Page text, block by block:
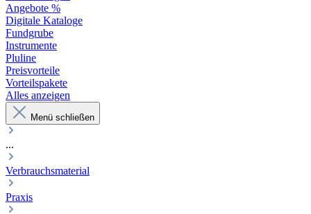
Angebote %
Digitale Kataloge
Fundgrube
Instrumente
Pluline
Preisvorteile
Vorteilspakete
Alles anzeigen
Menü schließen
...
Verbrauchsmaterial
Praxis